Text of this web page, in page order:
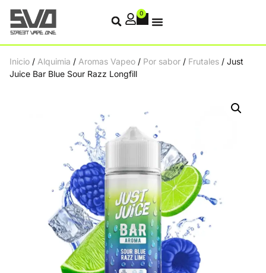
0
Inicio / Alquimia / Aromas Vapeo / Por sabor / Frutales / Just
Juice Bar Blue Sour Razz Longfill